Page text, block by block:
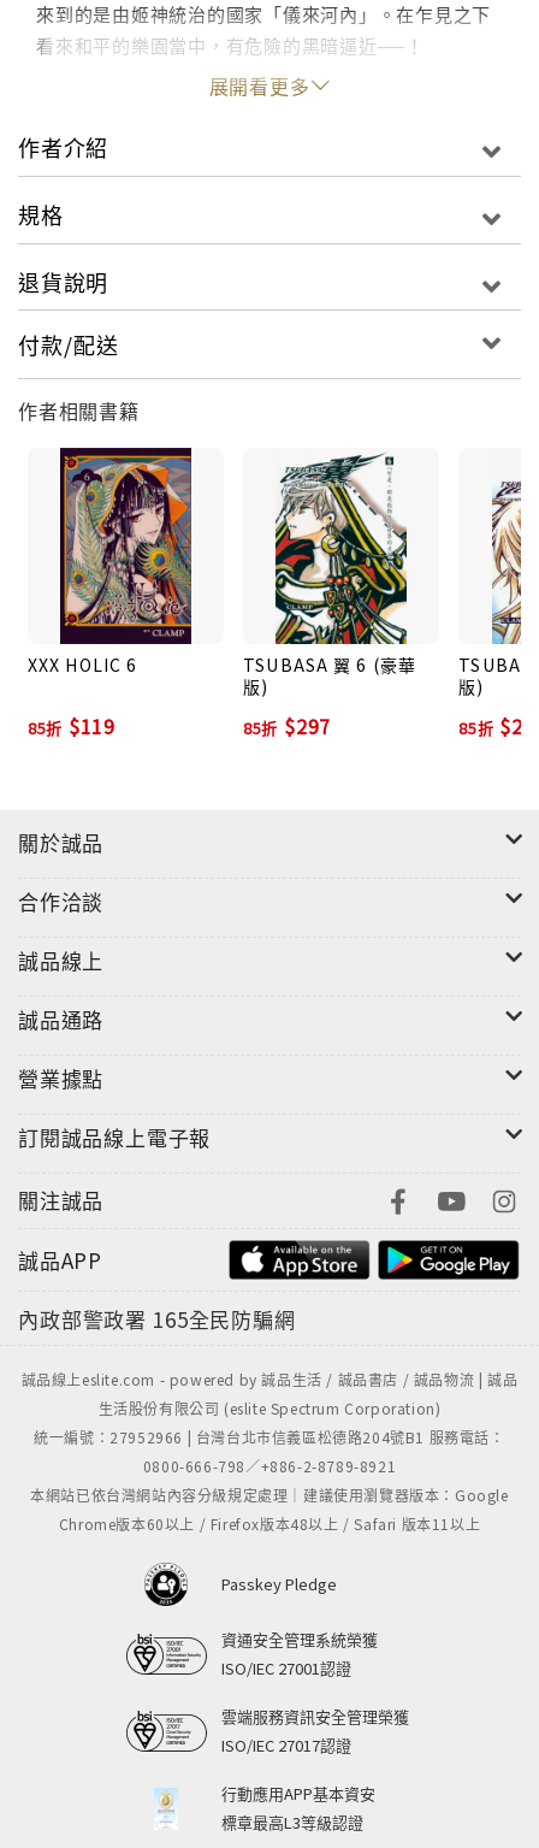
來到的是由姬神統治的國家「儀來河內」。在乍見之下
看來和平的樂園當中，有危險的黑暗逼近──！
展開看更多
作者介紹
規格
退貨說明
付款/配送
作者相關書籍
XXX HOLIC 6
85折 $119
TSUBASA 翼 6 (豪華
版)
85折 $297
版)
85折
關於誠品
合作洽談
誠品線上
誠品通路
營業據點
訂閱誠品線上電子報
關注誠品
誠品APP
內政部警政署 165全民防騙網
誠品線上eslite.com - powered by 誠品生活 / 誠品書店 / 誠品物流 | 誠品
生活股份有限公司 (eslite Spectrum Corporation)
統一編號：27952966 | 台灣台北市信義區松德路204號B1 服務電話：
0800-666-798／+886-2-8789-8921
本網站已依台灣網站內容分級規定處理｜建議使用瀏覽器版本：Google
Chrome版本60以上 / Firefox版本48以上 / Safari 版本11以上
Passkey Pledge
資通安全管理系統榮獲
ISO/IEC 27001認證
雲端服務資訊安全管理榮獲
ISO/IEC 27017認證
行動應用APP基本資安
標章最高L3等級認證